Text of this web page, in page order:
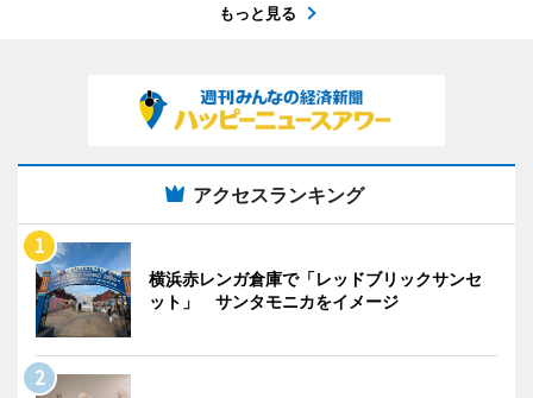
もっと見る
アクセスランキング
横浜赤レンガ倉庫で「レッドブリックサンセ
ット」 サンタモニカをイメージ